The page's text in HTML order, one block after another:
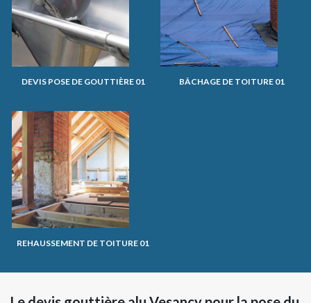
DEVIS POSE DE GOUTTIÈRE 01 BÂCHAGE DE TOITURE 01
REHAUSSEMENT DE TOITURE 01